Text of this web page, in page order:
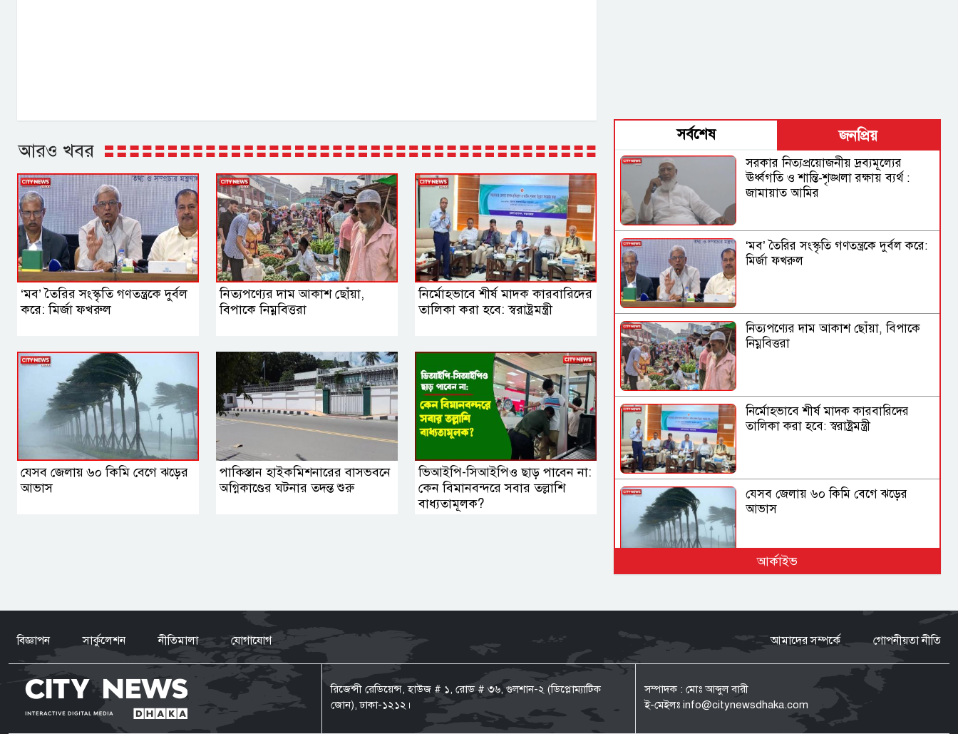
আরও খবর
‘মব’ তৈরির সংস্কৃতি গণতন্ত্রকে দুর্বল
করে: মির্জা ফখরুল
নিত্যপণ্যের দাম আকাশ ছোঁয়া,
বিপাকে নিম্নবিত্তরা
নির্মোহভাবে শীর্ষ মাদক কারবারিদের
তালিকা করা হবে: স্বরাষ্ট্রমন্ত্রী
যেসব জেলায় ৬০ কিমি বেগে ঝড়ের
আভাস
পাকিস্তান হাইকমিশনারের বাসভবনে
অগ্নিকাণ্ডের ঘটনার তদন্ত শুরু
ভিআইপি-সিআইপিও ছাড় পাবেন না:
কেন বিমানবন্দরে সবার তল্লাশি
বাধ্যতামূলক?
সর্বশেষ জনপ্রিয়
সরকার নিত্যপ্রয়োজনীয় দ্রব্যমূল্যের
ঊর্ধ্বগতি ও শান্তি-শৃঙ্খলা রক্ষায় ব্যর্থ :
জামায়াত আমির
‘মব’ তৈরির সংস্কৃতি গণতন্ত্রকে দুর্বল করে:
মির্জা ফখরুল
নিত্যপণ্যের দাম আকাশ ছোঁয়া, বিপাকে
নিম্নবিত্তরা
নির্মোহভাবে শীর্ষ মাদক কারবারিদের
তালিকা করা হবে: স্বরাষ্ট্রমন্ত্রী
যেসব জেলায় ৬০ কিমি বেগে ঝড়ের
আভাস
হুথিদের হামলায় ইয়েমেনে ৩০ সেনা নিহত
আর্কাইভ
বিজ্ঞাপন সার্কুলেশন নীতিমালা যোগাযোগ আমাদের সম্পর্কে গোপনীয়তা নীতি
রিজেন্সী রেডিয়েন্স, হাউজ # ১, রোড # ৩৬, গুলশান-২ (ডিপ্লোম্যাটিক
জোন), ঢাকা-১২১২।
সম্পাদক : মোঃ আব্দুল বারী
ই-মেইলঃ info@citynewsdhaka.com